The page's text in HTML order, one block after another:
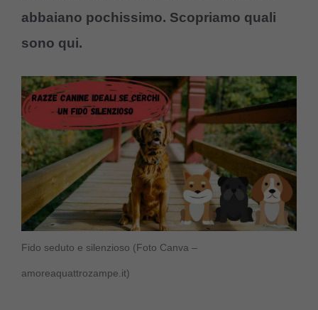
abbaiano pochissimo. Scopriamo quali
sono qui.
Fido seduto e silenzioso (Foto Canva –
amoreaquattrozampe.it)